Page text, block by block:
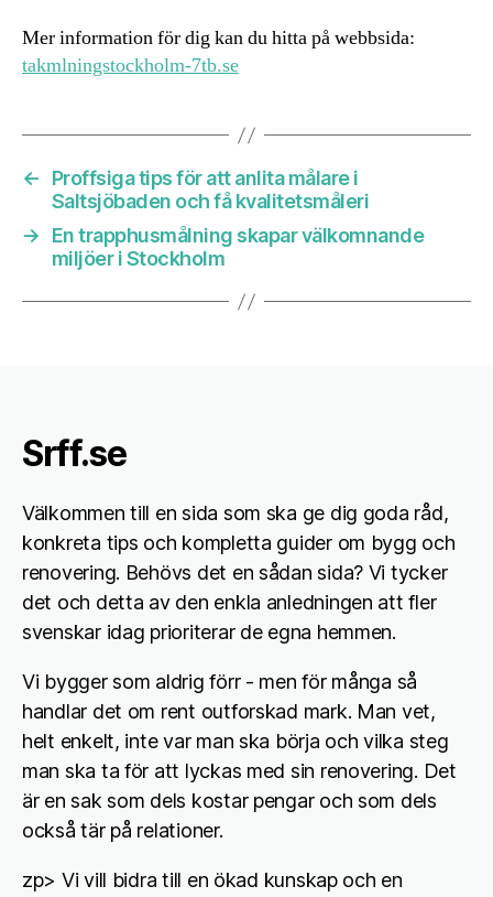
Mer information för dig kan du hitta på webbsida:
takmlningstockholm-7tb.se
←
Proffsiga tips för att anlita målare i
Saltsjöbaden och få kvalitetsmåleri
→
En trapphusmålning skapar välkomnande
miljöer i Stockholm
Srff.se
Välkommen till en sida som ska ge dig goda råd,
konkreta tips och kompletta guider om bygg och
renovering. Behövs det en sådan sida? Vi tycker
det och detta av den enkla anledningen att fler
svenskar idag prioriterar de egna hemmen.
Vi bygger som aldrig förr - men för många så
handlar det om rent outforskad mark. Man vet,
helt enkelt, inte var man ska börja och vilka steg
man ska ta för att lyckas med sin renovering. Det
är en sak som dels kostar pengar och som dels
också tär på relationer.
zp> Vi vill bidra till en ökad kunskap och en